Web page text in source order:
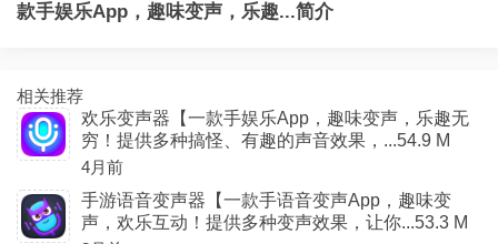
款手娱乐App，趣味变声，乐趣...简介
相关推荐
欢乐变声器【一款手娱乐App，趣味变声，乐趣无
穷！提供多种搞怪、有趣的声音效果，...54.9 M
4月前
手游语音变声器【一款手语音变声App，趣味变
声，欢乐互动！提供多种变声效果，让你...53.3 M